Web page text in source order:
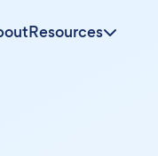
Resources